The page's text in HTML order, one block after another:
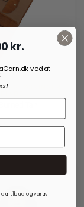
kr.
ved at
tilbud og varer,